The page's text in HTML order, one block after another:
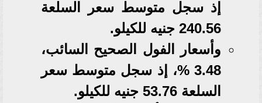
إذ سجل متوسط سعر السلعة
240.56 جنيه للكيلو.
وأسعار الفول الصحيح السائب،
3.48 %، إذ سجل متوسط سعر
السلعة 53.76 جنيه للكيلو.